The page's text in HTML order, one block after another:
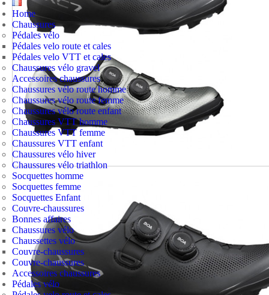
Home
Chaussures
Pédales vélo
Pédales velo route et cales
Pédales velo VTT et cales
Chaussures vélo gravel
Accessoires chaussures
Chaussures vélo route homme
Chaussures vélo route femme
Chaussures vélo route enfant
Chaussures VTT homme
Chaussures VTT femme
Chaussures VTT enfant
Chaussures vélo hiver
Chaussures vélo triathlon
Socquettes homme
Socquettes femme
Socquettes Enfant
Couvre-chaussures
Bonnes affaires
Chaussures vélo
Chaussettes vélo
Couvre-chaussures
Couvre-chaussures
Accessoires chaussures
Pédales vélo